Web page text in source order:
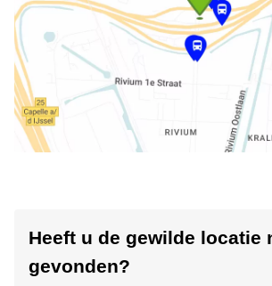
Heeft u de gewilde locatie
gevonden?